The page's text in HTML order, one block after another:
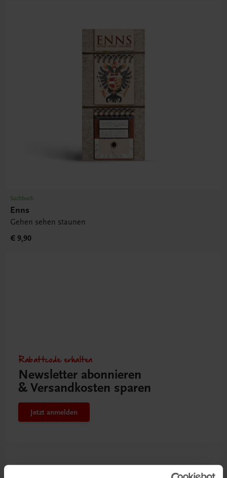
Sachbuch
Enns
Gehen sehen staunen
€ 9,90
Rabattcode erhalten
Newsletter abonnieren
& Versandkosten sparen
Jetzt anmelden